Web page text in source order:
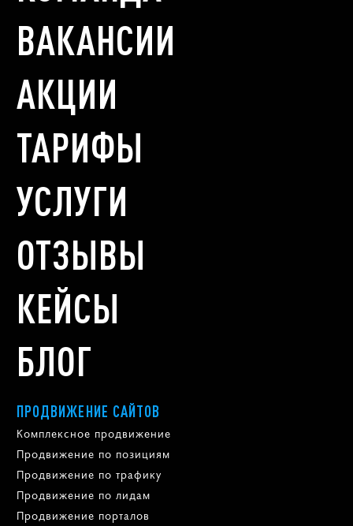
ВАКАНСИИ
АКЦИИ
ТАРИФЫ
УСЛУГИ
ОТЗЫВЫ
КЕЙСЫ
БЛОГ
ПРОДВИЖЕНИЕ САЙТОВ
Комплексное продвижение
Продвижение по позициям
Продвижение по трафику
Продвижение по лидам
Продвижение порталов